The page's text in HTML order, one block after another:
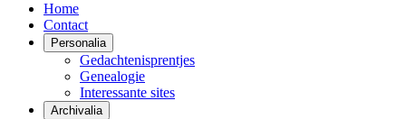
Home
Contact
Personalia
Gedachtenisprentjes
Genealogie
Interessante sites
Archivalia